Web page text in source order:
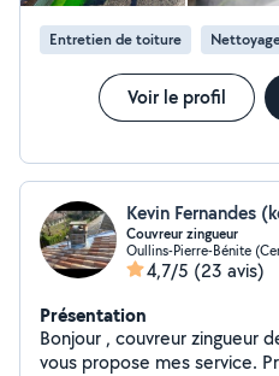
Entretien de toiture
Voir le profil
Kevin Fernandes
Couvreur zingueur
Oullins-Pierre-Bénite
4,7/5 (23 avis)
Présentation
Bonjour , couvreur zingueur
vous propose mes service. Problème de fuite sur votre